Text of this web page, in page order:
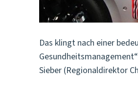
Das klingt nach einer
Sieber (Regionaldirektor